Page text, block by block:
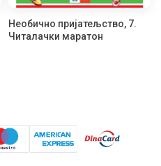
Необично пријатељство, 7.
Читалачки маратон